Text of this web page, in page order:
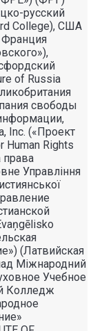
русский
College), США
Франция
of Russia
свободы
Inc. («Проект
Rights
права
Управлiння
(Латвийская
Міжнародний
Учебное
Колледж